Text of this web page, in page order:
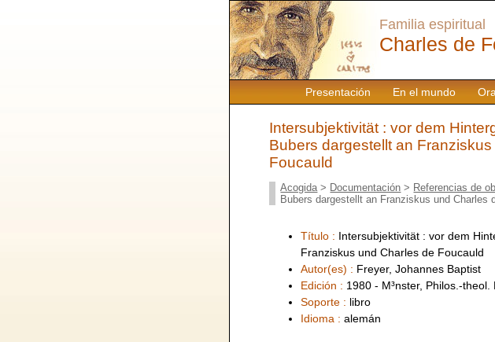
Presentación En el mundo
Familia espiritual
Charles de
Intersubjektivität : vor dem
Bubers dargestellt an
Foucauld
Acogida > Documentación > Referencias de
Bubers dargestellt an Franziskus und Charles
Título : Intersubjektivität : vor dem
Franziskus und Charles de Foucauld
Autor(es) : Freyer, Johannes Baptist
Edición : 1980 - M³nster, Philos.-theol.
Soporte : libro
Idioma : alemán